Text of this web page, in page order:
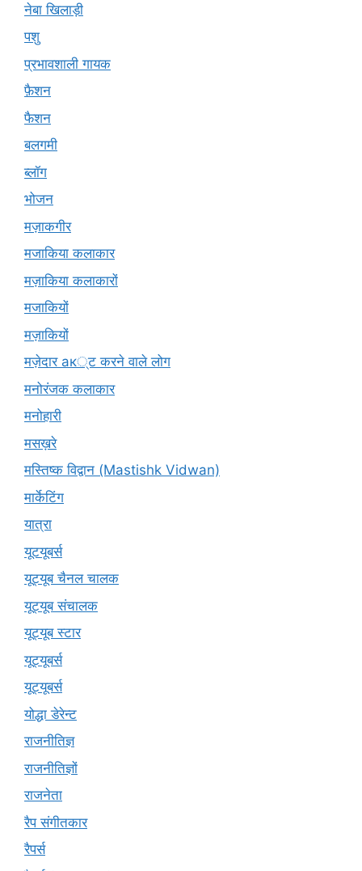
नेबा खिलाड़ी
पशु
प्रभावशाली गायक
फ़ैशन
फैशन
बलगमी
ब्लॉग
भोजन
मज़ाकगीर
मजाकिया कलाकार
मज़ाकिया कलाकारों
मजाकियों
मज़ाकियों
मज़ेदार ак्ट करने वाले लोग
मनोरंजक कलाकार
मनोहारी
मसख़रे
मस्तिष्क विद्वान (Mastishk Vidwan)
मार्केटिंग
यात्रा
यूटयूबर्स
यूट्यूब चैनल चालक
यूट्यूब संचालक
यूट्यूब स्टार
यूट्यूबर्स
यूट्‍यूबर्स
योद्धा डेरेन्ट
राजनीतिज्ञ
राजनीतिज्ञों
राजनेता
रैप संगीतकार
रैपर्स